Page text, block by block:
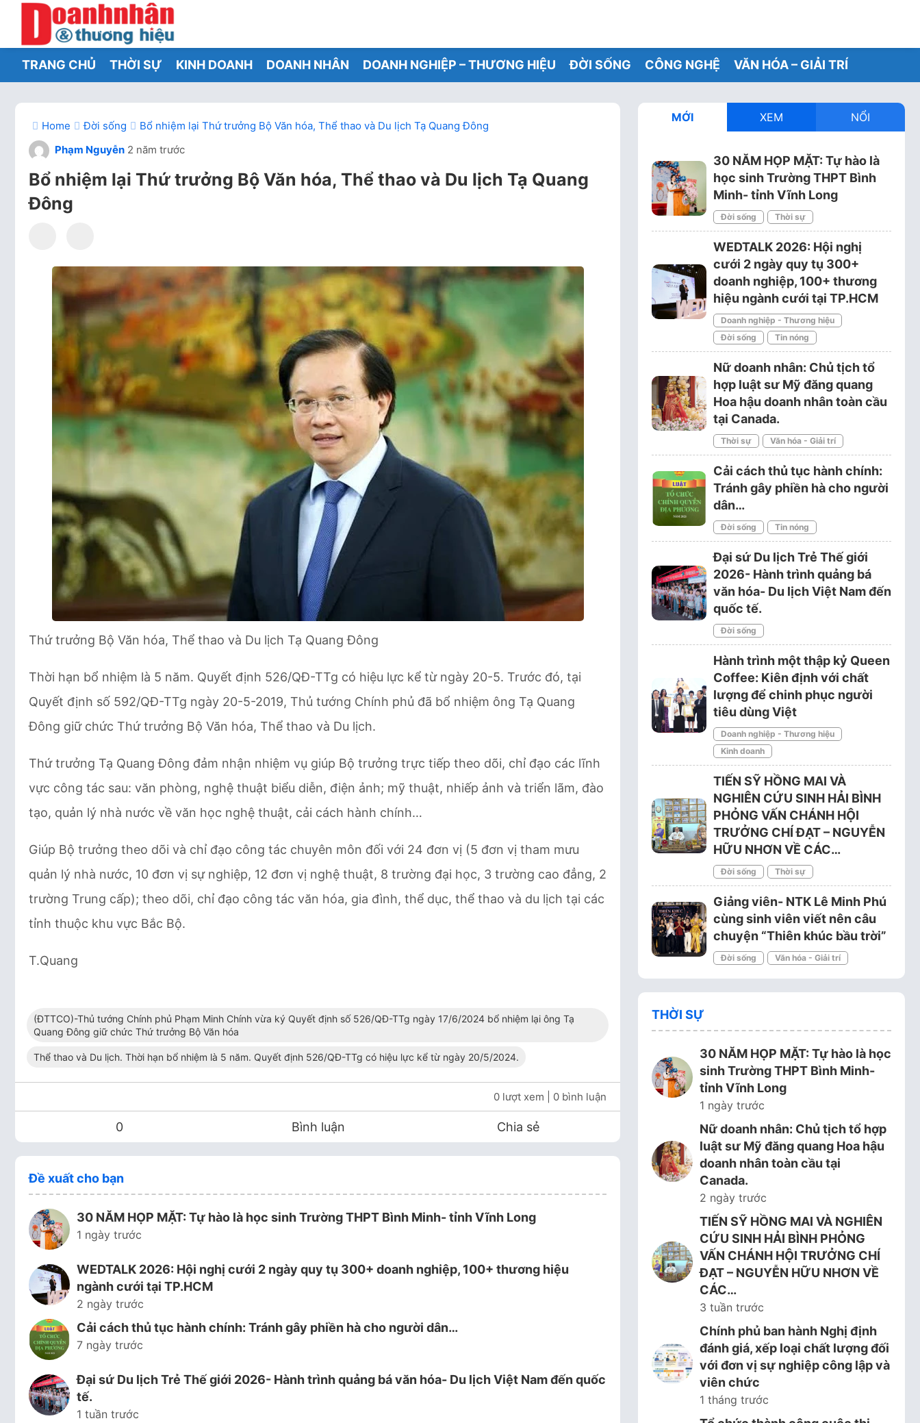
TRANG CHỦ THỜI SỰ KINH DOANH DOANH NHÂN DOANH NGHIỆP – THƯƠNG HIỆU ĐỜI SỐNG CÔNG NGHỆ VĂN HÓA – GIẢI TRÍ
Home Đời sống
Bổ nhiệm lại Thứ trưởng Bộ Văn hóa, Thể thao và Du lịch Tạ Quang Đông
Phạm Nguyễn 2 năm trước
Bổ nhiệm lại Thứ trưởng Bộ Văn hóa, Thể thao và Du lịch Tạ Quang
Đông
Thứ trưởng Bộ Văn hóa, Thể thao và Du lịch Tạ Quang Đông
Thời hạn bổ nhiệm là 5 năm. Quyết định 526/QĐ-TTg có hiệu lực kể từ ngày 20-5. Trước đó, tại
Quyết định số 592/QĐ-TTg ngày 20-5-2019, Thủ tướng Chính phủ đã bổ nhiệm ông Tạ Quang
Đông giữ chức Thứ trưởng Bộ Văn hóa, Thể thao và Du lịch.
Thứ trưởng Tạ Quang Đông đảm nhận nhiệm vụ giúp Bộ trưởng trực tiếp theo dõi, chỉ đạo các lĩnh
vực công tác sau: văn phòng, nghệ thuật biểu diễn, điện ảnh; mỹ thuật, nhiếp ảnh và triển lãm, đào
tạo, quản lý nhà nước về văn học nghệ thuật, cải cách hành chính…
Giúp Bộ trưởng theo dõi và chỉ đạo công tác chuyên môn đối với 24 đơn vị (5 đơn vị tham mưu
quản lý nhà nước, 10 đơn vị sự nghiệp, 12 đơn vị nghệ thuật, 8 trường đại học, 3 trường cao đẳng, 2
trường Trung cấp); theo dõi, chỉ đạo công tác văn hóa, gia đình, thể dục, thể thao và du lịch tại các
tỉnh thuộc khu vực Bắc Bộ.
T.Quang
(ĐTTCO)-Thủ tướng Chính phủ Phạm Minh Chính vừa ký Quyết định số 526/QĐ-TTg ngày 17/6/2024 bổ nhiệm lại ông Tạ
Quang Đông giữ chức Thứ trưởng Bộ Văn hóa
Thể thao và Du lịch. Thời hạn bổ nhiệm là 5 năm. Quyết định 526/QĐ-TTg có hiệu lực kể từ ngày 20/5/2024.
0 lượt xem | 0 bình luận
0 Bình luận Chia sẻ
Đề xuất cho bạn
30 NĂM HỌP MẶT: Tự hào là học sinh Trường THPT Bình Minh- tỉnh Vĩnh Long
1 ngày trước
WEDTALK 2026: Hội nghị cưới 2 ngày quy tụ 300+ doanh nghiệp, 100+ thương hiệu
ngành cưới tại TP.HCM
2 ngày trước
Cải cách thủ tục hành chính: Tránh gây phiền hà cho người dân…
7 ngày trước
Đại sứ Du lịch Trẻ Thế giới 2026- Hành trình quảng bá văn hóa- Du lịch Việt Nam đến quốc
tế.
1 tuần trước
MỚI XEM NỔI
30 NĂM HỌP MẶT: Tự hào là
học sinh Trường THPT Bình
Minh- tỉnh Vĩnh Long
Đời sống Thời sự
WEDTALK 2026: Hội nghị
cưới 2 ngày quy tụ 300+
doanh nghiệp, 100+ thương
hiệu ngành cưới tại TP.HCM
Doanh nghiệp - Thương hiệu
Đời sống
Tin nóng
Nữ doanh nhân: Chủ tịch tổ
hợp luật sư Mỹ đăng quang
Hoa hậu doanh nhân toàn cầu
tại Canada.
Thời sự Văn hóa - Giải trí
Cải cách thủ tục hành chính:
Tránh gây phiền hà cho người
dân…
Đời sống Tin nóng
Đại sứ Du lịch Trẻ Thế giới
2026- Hành trình quảng bá
văn hóa- Du lịch Việt Nam đến
quốc tế.
Đời sống
Hành trình một thập kỷ Queen
Coffee: Kiên định với chất
lượng để chinh phục người
tiêu dùng Việt
Doanh nghiệp - Thương hiệu
Kinh doanh
TIẾN SỸ HỒNG MAI VÀ
NGHIÊN CỨU SINH HẢI BÌNH
PHỎNG VẤN CHÁNH HỘI
TRƯỞNG CHÍ ĐẠT – NGUYỄN
HỮU NHƠN VỀ CÁC…
Đời sống Thời sự
Giảng viên- NTK Lê Minh Phú
cùng sinh viên viết nên câu
chuyện “Thiên khúc bầu trời”
Đời sống Văn hóa - Giải trí
THỜI SỰ
30 NĂM HỌP MẶT: Tự hào là học
sinh Trường THPT Bình Minh-
tỉnh Vĩnh Long
1 ngày trước
Nữ doanh nhân: Chủ tịch tổ hợp
luật sư Mỹ đăng quang Hoa hậu
doanh nhân toàn cầu tại
Canada.
2 ngày trước
TIẾN SỸ HỒNG MAI VÀ NGHIÊN
CỨU SINH HẢI BÌNH PHỎNG
VẤN CHÁNH HỘI TRƯỞNG CHÍ
ĐẠT – NGUYỄN HỮU NHƠN VỀ
CÁC…
3 tuần trước
Chính phủ ban hành Nghị định
đánh giá, xếp loại chất lượng đối
với đơn vị sự nghiệp công lập và
viên chức
1 tháng trước